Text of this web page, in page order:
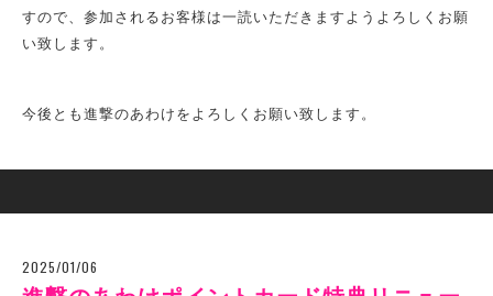
すので、 参加されるお客様は一読いただきますようよろしくお願
い致します。
今後とも進撃のあわけをよろしくお願い致します。
2025/01/06